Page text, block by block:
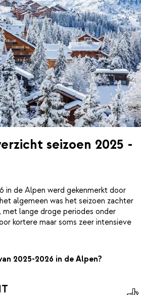
seizoen 2025 -
in de Alpen werd gekenmerkt door
algemeen was het seizoen zachter
met lange droge periodes onder
kortere maar soms zeer intensieve
2025-2026 in de Alpen?